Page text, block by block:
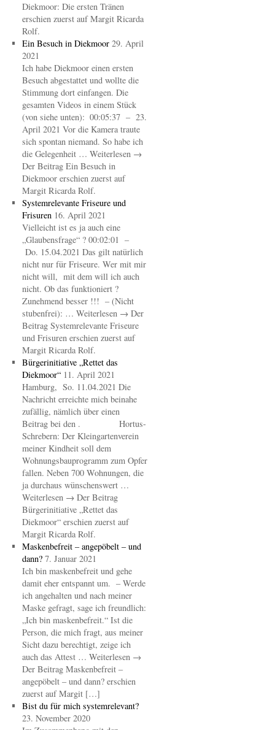
Diekmoor: Die ersten Tränen
erschien zuerst auf Margit Ricarda
Rolf.
Ein Besuch in Diekmoor 29. April
2021
Ich habe Diekmoor einen ersten
Besuch abgestattet und wollte die
Stimmung dort einfangen. Die
gesamten Videos in einem Stück
(von siehe unten): 00:05:37 – 23.
April 2021 Vor die Kamera traute
sich spontan niemand. So habe ich
die Gelegenheit … Weiterlesen →
Der Beitrag Ein Besuch in
Diekmoor erschien zuerst auf
Margit Ricarda Rolf.
Systemrelevante Friseure und
Frisuren 16. April 2021
Vielleicht ist es ja auch eine
„Glaubensfrage“ ? 00:02:01 –
Do. 15.04.2021 Das gilt natürlich
nicht nur für Friseure. Wer mit mir
nicht will, mit dem will ich auch
nicht. Ob das funktioniert ?
Zunehmend besser !!! – (Nicht
stubenfrei): … Weiterlesen → Der
Beitrag Systemrelevante Friseure
und Frisuren erschien zuerst auf
Margit Ricarda Rolf.
Bürgerinitiative „Rettet das
Diekmoor“ 11. April 2021
Hamburg, So. 11.04.2021 Die
Nachricht erreichte mich beinahe
zufällig, nämlich über einen
Beitrag bei den . Hortus-
Schrebern: Der Kleingartenverein
meiner Kindheit soll dem
Wohnungsbauprogramm zum Opfer
fallen. Neben 700 Wohnungen, die
ja durchaus wünschenswert …
Weiterlesen → Der Beitrag
Bürgerinitiative „Rettet das
Diekmoor“ erschien zuerst auf
Margit Ricarda Rolf.
Maskenbefreit – angepöbelt – und
dann? 7. Januar 2021
Ich bin maskenbefreit und gehe
damit eher entspannt um. – Werde
ich angehalten und nach meiner
Maske gefragt, sage ich freundlich:
„Ich bin maskenbefreit.“ Ist die
Person, die mich fragt, aus meiner
Sicht dazu berechtigt, zeige ich
auch das Attest … Weiterlesen →
Der Beitrag Maskenbefreit –
angepöbelt – und dann? erschien
zuerst auf Margit […]
Bist du für mich systemrelevant?
23. November 2020